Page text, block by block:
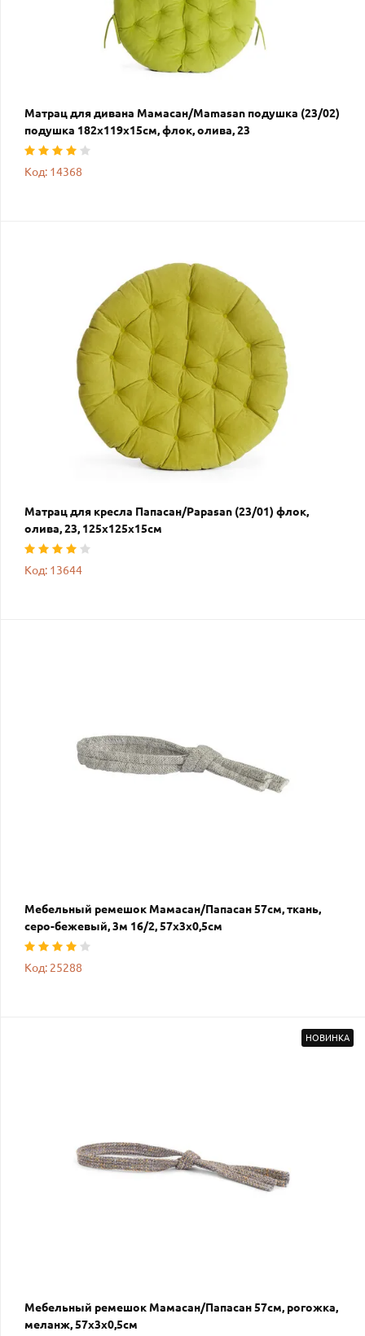
Матрац для дивана Мамасан/Mamasan подушка (23/02)
подушка 182х119х15см, флок, олива, 23
Код: 14368
Матрац для кресла Папасан/Papasan (23/01) флок,
олива, 23, 125х125х15см
Код: 13644
Мебельный ремешок Мамасан/Папасан 57см, ткань,
серо-бежевый, 3м 16/2, 57х3х0,5см
Код: 25288
НОВИНКА
Мебельный ремешок Мамасан/Папасан 57см, рогожка,
меланж, 57х3х0,5см